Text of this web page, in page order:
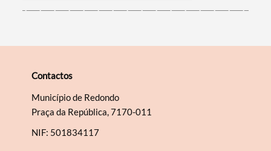
Contactos
Município de Redondo
Praça da República, 7170-011
NIF: 501834117